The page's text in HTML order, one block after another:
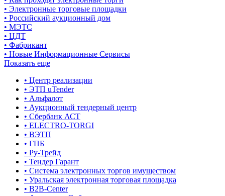
• Электронные торговые площадки
• Российский аукционный дом
• МЭТС
• ЦДТ
• Фабрикант
• Новые Информационные Сервисы
Показать еще
• Центр реализации
• ЭТП uTender
• Альфалот
• Аукционный тендерный центр
• Сбербанк АСТ
• ELECTRO-TORGI
• ВЭТП
• ГПБ
• Ру-Трейд
• Тендер Гарант
• Система электронных торгов имуществом
• Уральская электронная торговая площадка
• B2B-Center